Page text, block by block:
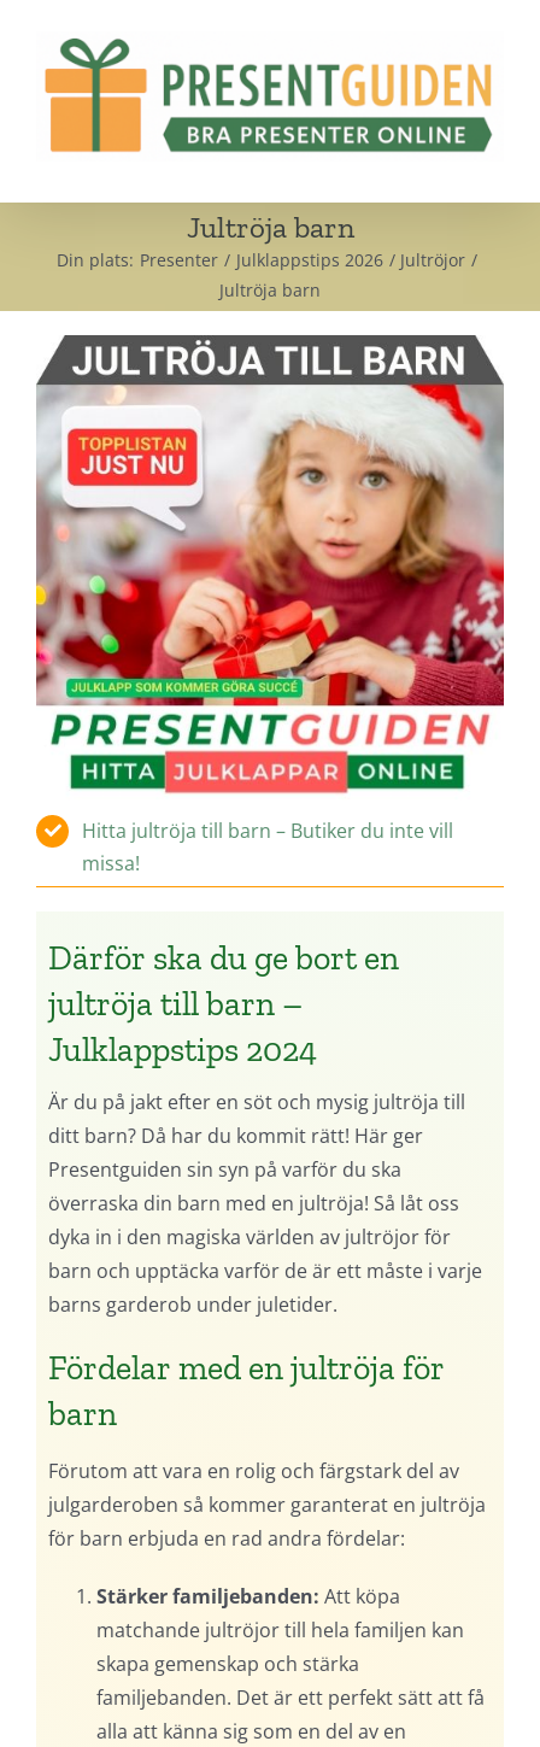
Jultröja barn
Din plats: Presenter Julklappstips 2026
Jultröjor
Jultröja barn
Hitta jultröja till barn – Butiker du inte vill
missa!
Därför ska du ge bort en
jultröja till barn –
Julklappstips 2024
Är du på jakt efter en söt och mysig jultröja till
ditt barn? Då har du kommit rätt! Här ger
Presentguiden sin syn på varför du ska
överraska din barn med en jultröja! Så låt oss
dyka in i den magiska världen av jultröjor för
barn och upptäcka varför de är ett måste i varje
barns garderob under juletider.
Fördelar med en jultröja för
barn
Förutom att vara en rolig och färgstark del av
julgarderoben så kommer garanterat en jultröja
för barn erbjuda en rad andra fördelar:
Stärker familjebanden: Att köpa
matchande jultröjor till hela familjen kan
skapa gemenskap och stärka
familjebanden. Det är ett perfekt sätt att få
alla att känna sig som en del av en